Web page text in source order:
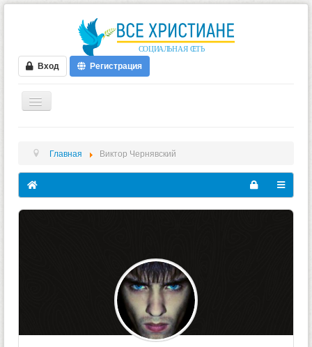
Вход Регистрация
ФОРУМ
ВИДЕО
БЛОГИ
Главная Виктор Чернявский